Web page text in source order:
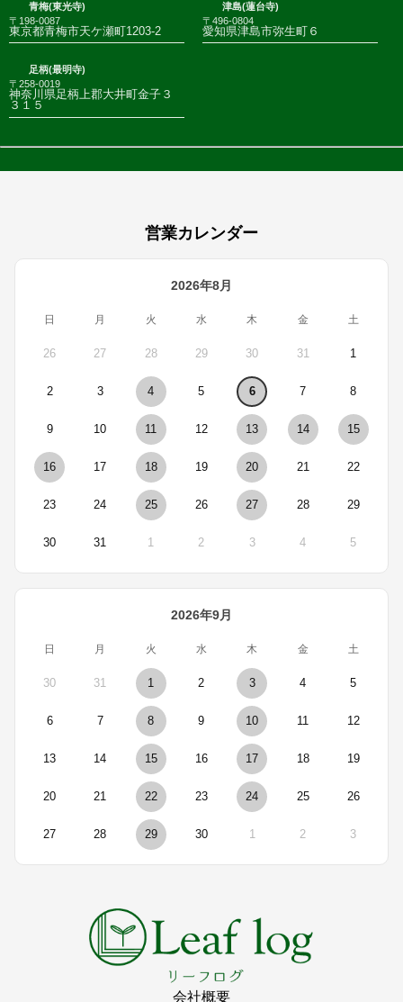
青梅(東光寺)
〒198-0087
東京都青梅市天ケ瀬町1203-2
津島(蓮台寺)
〒496-0804
愛知県津島市弥生町６
足柄(最明寺)
〒258-0019
神奈川県足柄上郡大井町金子３
３１５
営業カレンダー
2026年8月
日 月 火 水 木 金 土
26 27 28 29 30 31 1
2 3 4 5 6 7 8
9 10 11 12 13 14 15
16 17 18 19 20 21 22
23 24 25 26 27 28 29
30 31 1 2 3 4 5
2026年9月
日 月 火 水 木 金 土
30 31 1 2 3 4 5
6 7 8 9 10 11 12
13 14 15 16 17 18 19
20 21 22 23 24 25 26
27 28 29 30 1 2 3
会社概要